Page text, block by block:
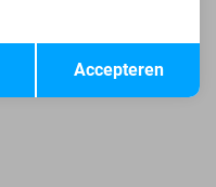
Opslaan
Accepteren